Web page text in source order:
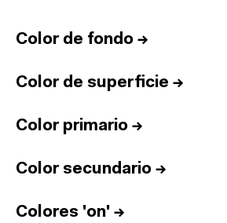
Color de fondo →
Color de superficie →
Color primario →
Color secundario →
Colores 'on' →